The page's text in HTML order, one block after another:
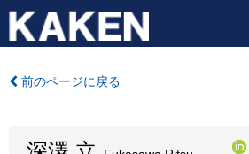
前のページに戻る